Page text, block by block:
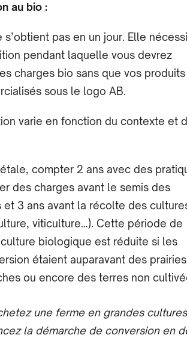
au bio :
pas en un jour. Elle
pendant laquelle vous devrez
charges bio sans que vos
sous le logo AB.
varie en fonction du contexte et
compter 2 ans avec des
des charges avant le semis des
et 3 ans avant la récolte des
viticulture…). Cette période de
biologique est réduite si les
étaient auparavant des prairies
ou encore des terres non
une ferme en grandes
la démarche de conversion en